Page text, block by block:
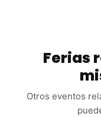
Ferias
Otros eventos